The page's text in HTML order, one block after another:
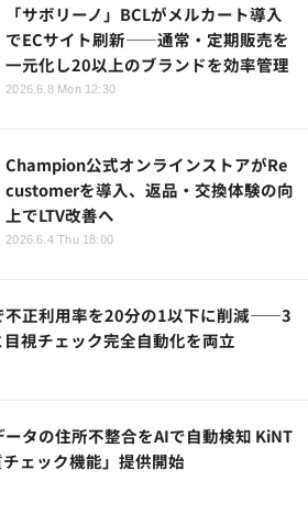
「サボリーノ」BCLがメルカート導入
でECサイト刷新――通常・定期販売を
一元化し20以上のブランドを効率管理
2026.6.8 Mon 12:30
Champion公式オンラインストアがRe
customerを導入、返品・交換体験の向
上でLTV改善へ
2026.6.4 Thu 18:00
正利用率を20分の1以下に削減――3
視チェック完全自動化を両立
タの住所不整合をAIで自動検知 KiNT
ェック機能」提供開始